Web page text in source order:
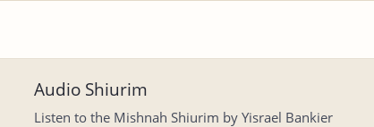
Audio Shiurim
Listen to the Mishnah Shiurim by Yisrael Bankier